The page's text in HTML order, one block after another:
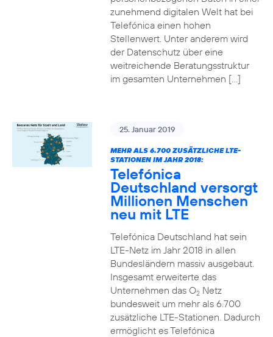
zunehmend digitalen Welt hat bei
Telefónica einen hohen
Stellenwert. Unter anderem wird
der Datenschutz über eine
weitreichende Beratungsstruktur
im gesamten Unternehmen […]
25. Januar 2019
MEHR ALS 6.700 ZUSÄTZLICHE LTE-
STATIONEN IM JAHR 2018:
Telefónica
Deutschland versorgt
Millionen Menschen
neu mit LTE
Telefónica Deutschland hat sein
LTE-Netz im Jahr 2018 in allen
Bundesländern massiv ausgebaut.
Insgesamt erweiterte das
Unternehmen das O2Netz
bundesweit um mehr als 6.700
zusätzliche LTE-Stationen. Dadurch
ermöglicht es Telefónica